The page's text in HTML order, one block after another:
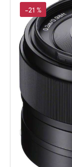
-21 %